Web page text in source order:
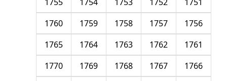
1756
1757
1758
1759
1760
1761
1762
1763
1764
1765
1766
1767
1768
1769
1770